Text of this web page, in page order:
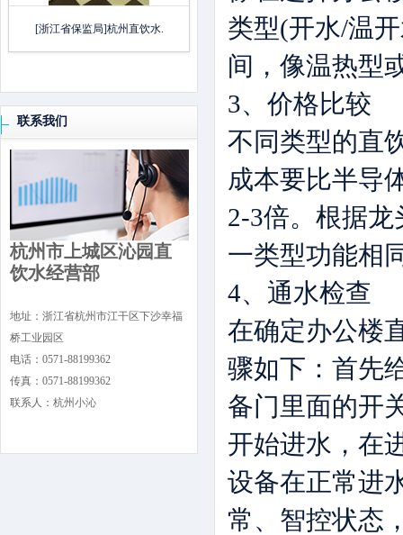
[浙江省保监局]杭州直饮水.
联系我们
杭州市上城区沁园直
饮水经营部
地址：浙江省杭州市江干区下沙幸福
桥工业园区
电话：0571-88199362
传真：0571-88199362
联系人：杭州小沁
类型(开水/温
间，像温热型
3、价格比较
不同类型的直
成本要比半导
2-3倍。根据
一类型功能相
4、通水检查
在确定办公楼
骤如下：首先
备门里面的开
开始进水，在
设备在正常进
常、智控状态